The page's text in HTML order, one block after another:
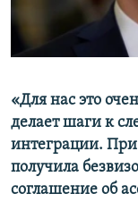
«Для нас это
делает шаги к
интеграции. При
получила
соглашение об